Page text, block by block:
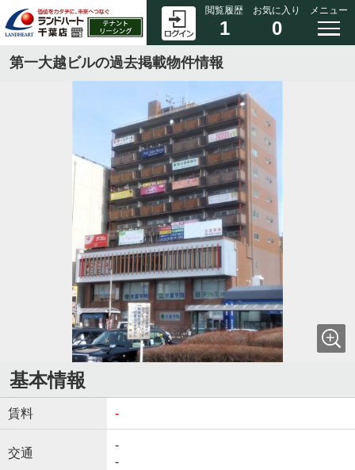
閲覧履歴
1
お気に入り
0
メニュー
第一大越ビルの過去掲載物件情報
基本情報
賃料 -
交通
-
-